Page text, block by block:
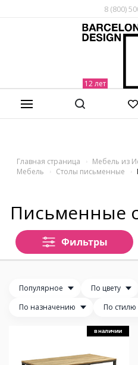
8 (800)
Главная страница
Мебель из
Мебель
Столы письменные
Письменные
Фильтры
Популярное По цвету
По назначению
По стилю
в наличии